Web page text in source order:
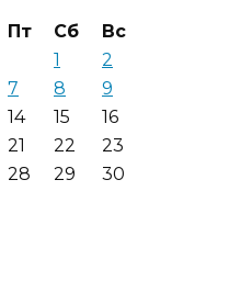
Пт Сб
Вс
1
2
7 8
9
14 15
16
21 22
23
28 29
30